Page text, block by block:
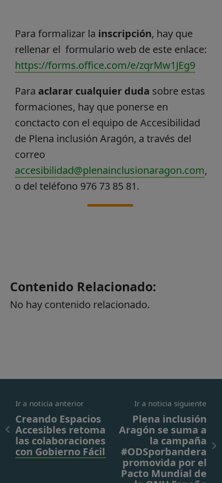
Para formalizar la inscripción, hay que
rellenar el formulario web de este enlace:
https://forms.office.com/e/zqrMw1JEg9
Para aclarar cualquier duda sobre estas
formaciones, hay que ponerse en
conctacto con el equipo de Accesibilidad
de Plena inclusión Aragón, a través del
correo
accesibilidad@plenainclusionaragon.com,
o del teléfono 976 73 85 81.
Contenido Relacionado:
No hay contenido relacionado.
Ir a noticia anterior
Creando Espacios
Accesibles retoma
las colaboraciones
con Gobierno Fácil
Ir a noticia siguiente
Plena inclusión
Aragón se suma a
la campaña
#ODSporbandera
promovida por el
Pacto Mundial de